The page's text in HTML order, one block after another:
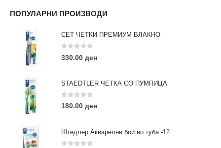
ПОПУЛАРНИ ПРОИЗВОДИ
СЕТ ЧЕТКИ ПРЕМИУМ ВЛАКНО
0 out of 5
330.00 ден
STAEDTLER ЧЕТКА СО ПУМПИЦА
0 out of 5
180.00 ден
Штедлер Акварелни бои во туба -12